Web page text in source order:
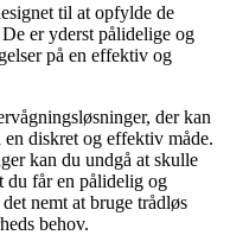
til at opfylde de
er yderst pålidelige og
på en effektiv og
der kan
diskret og effektiv måde.
kan du undgå at skulle
du får en pålidelig og
nemt at bruge trådløs
behov.